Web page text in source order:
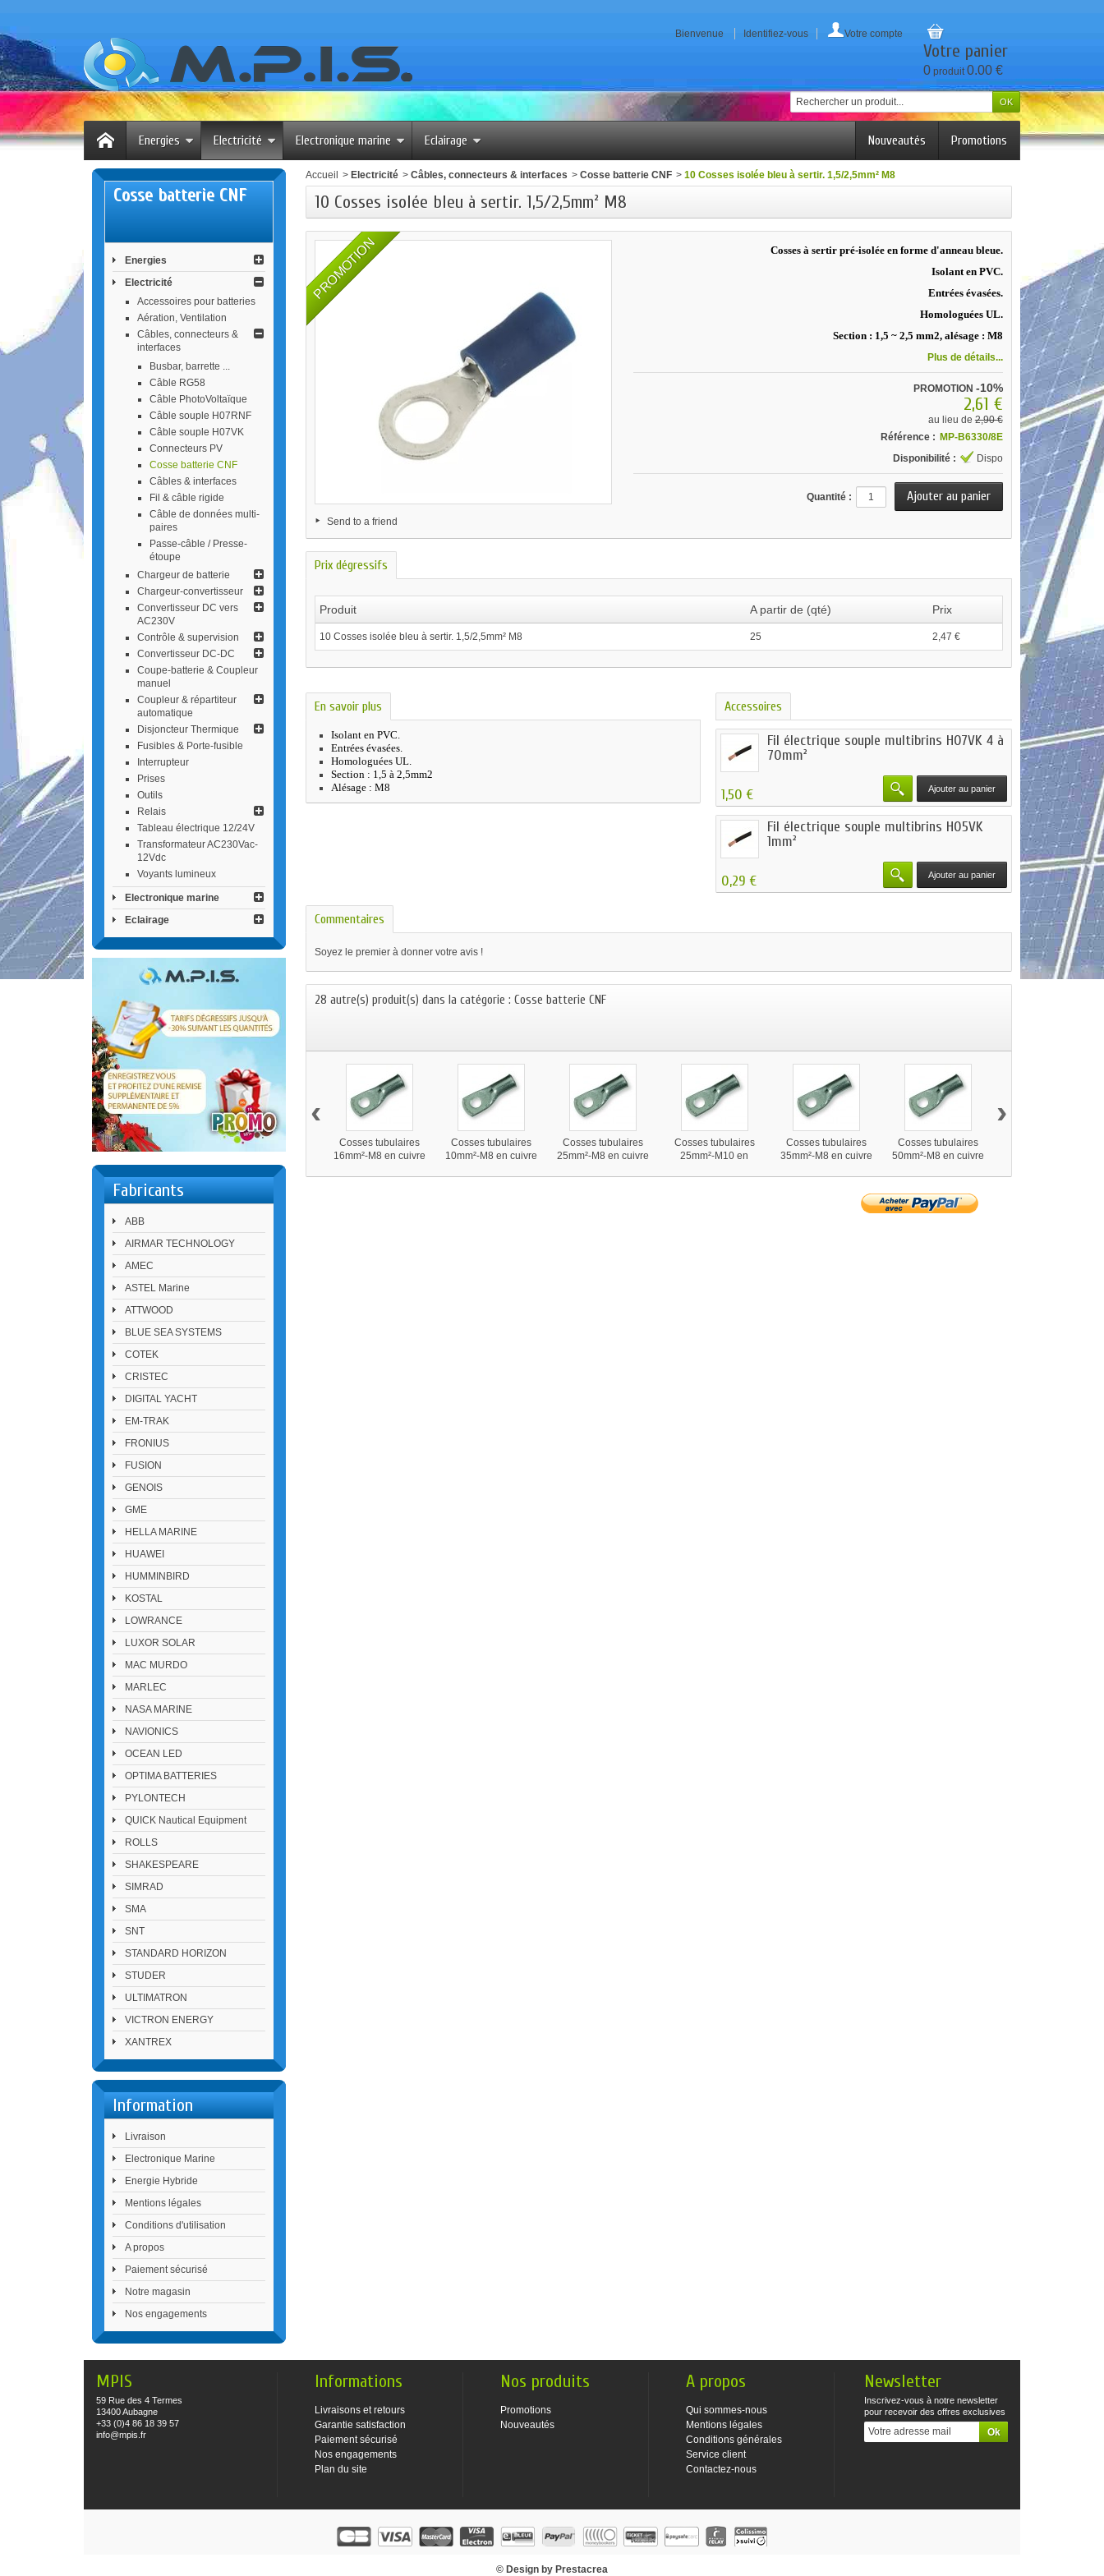
Bienvenue Identifiez-vous Votre compte
Votre panier
0 produit0.00 €
Promotions
Nouveautés
Energies Electricité Electronique marine Eclairage
Cosse batterie CNF
Energies
Electricité
Accessoires pour batteries
Aération, Ventilation
Câbles, connecteurs &
interfaces
Busbar, barrette ...
Câble RG58
Câble PhotoVoltaïque
Câble souple H07RNF
Câble souple H07VK
Connecteurs PV
Cosse batterie CNF
Câbles & interfaces
Fil & câble rigide
Câble de données multi-
paires
Passe-câble / Presse-
étoupe
Chargeur de batterie
Chargeur-conv​ertisseur
Convertisseur DC vers
AC230V
Contrôle & supervision
Convertisseur DC-DC
Coupe-batterie & Coupleur
manuel
Coupleur & répa​rtiteur
automatique
Disjoncteur Thermique
Fusibles & Porte-fusible
Interrupteur
Prises
Outils
Relais
Tableau électrique 12/24V
Transformateur AC230Vac-
12Vdc
Voyants lumineux
Electronique marine
Eclairage
Fabricants
ABB
AIRMAR TECHNOLOGY
AMEC
ASTEL Marine
ATTWOOD
BLUE SEA SYSTEMS
COTEK
CRISTEC
DIGITAL YACHT
EM-TRAK
FRONIUS
FUSION
GENOIS
GME
HELLA MARINE
HUAWEI
HUMMINBIRD
KOSTAL
LOWRANCE
LUXOR SOLAR
MAC MURDO
MARLEC
NASA MARINE
NAVIONICS
OCEAN LED
OPTIMA BATTERIES
PYLONTECH
QUICK Nautical Equipment
ROLLS
SHAKESPEARE
SIMRAD
SMA
SNT
STANDARD HORIZON
STUDER
ULTIMATRON
VICTRON ENERGY
XANTREX
Information
Livraison
Electronique Marine
Energie Hybride
Mentions légales
Conditions d'utilisation
A propos
Paiement sécurisé
Notre magasin
Nos engagements
Accueil > Electricité > Câbles, connecteurs & interfaces > Cosse batterie CNF > 10 Cosses isolée bleu à sertir. 1,5/2,5mm² M8
10 Cosses isolée bleu à sertir. 1,5/2,5mm² M8
PROMOTION
Send to a friend
Cosses à sertir pré-isolée en forme d'anneau bleue.
Isolant en PVC.
Entrées évasées.
Homologuées UL.
Section : 1,5 ~ 2,5 mm2, alésage : M8
Plus de détails...
PROMOTION -10%
2,61 €
au lieu de2,90 €
Référence : MP-B6330/8E
Disponibilité :
Dispo
Quantité :
Prix dégressifs
Produit A partir de (qté) Prix
10 Cosses isolée bleu à sertir. 1,5/2,5mm² M8 25 2,47 €
En savoir plus
Isolant en PVC.
Entrées évasées.
Homologuées UL.
Section : 1,5 à 2,5mm2
Alésage : M8
Accessoires
Fil électrique souple multibrins H07VK 4 à
70mm²
1,50 € Ajouter au panier
Fil électrique souple multibrins H05VK
1mm²
0,29 € Ajouter au panier
Commentaires
Soyez le premier à donner votre avis !
28 autre(s) produit(s) dans la catégorie : Cosse batterie CNF
Cosses tubulaires
16mm²-M8 en cuivre
Cosses tubulaires
10mm²-M8 en cuivre
Cosses tubulaires
25mm²-M8 en cuivre
Cosses tubulaires
25mm²-M10 en
Cosses tubulaires
35mm²-M8 en cuivre
Cosses tubulaires
50mm²-M8 en cuivre
‹ ›
MPIS
59 Rue des 4 Termes
13400 Aubagne
+33 (0)4 86 18 39 57
info@mpis.fr
Informations
Livraisons et retours
Garantie satisfaction
Paiement sécurisé
Nos engagements
Plan du site
Nos produits
Promotions
Nouveautés
A propos
Qui sommes-nous
Mentions légales
Conditions générales
Service client
Contactez-nous
Newsletter
Inscrivez-vous à notre newsletter
pour recevoir des offres exclusives
© Design by Prestacrea